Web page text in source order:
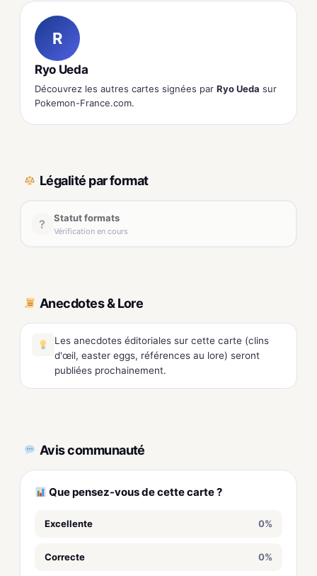
R
Ryo Ueda
Découvrez les autres cartes signées par Ryo Ueda sur
Pokemon-France.com.
Légalité par format
? Statut formats
Vérification en cours
Anecdotes & Lore
Les anecdotes éditoriales sur cette carte (clins
d'œil, easter eggs, références au lore) seront
publiées prochainement.
Avis communauté
Que pensez-vous de cette carte ?
Excellente 0%
Correcte 0%